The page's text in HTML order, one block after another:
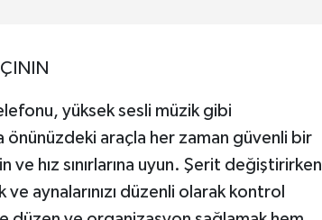
yüksek sesli müzik gibi
önünüzdeki araçla her zaman güvenli bir
hız sınırlarına uyun. Şerit değiştirirken
aynalarınızı düzenli olarak kontrol